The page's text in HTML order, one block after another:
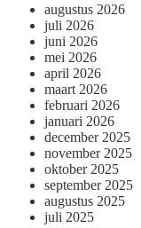
augustus 2026
juli 2026
juni 2026
mei 2026
april 2026
maart 2026
februari 2026
januari 2026
december 2025
november 2025
oktober 2025
september 2025
augustus 2025
juli 2025